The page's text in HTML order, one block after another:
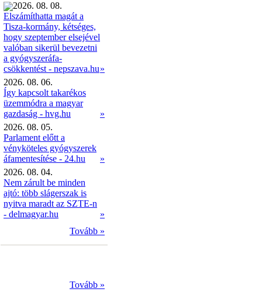
2026. 08. 08.
Elszámíthatta magát a
Tisza-kormány, kétséges,
hogy szeptember elsejével
valóban sikerül bevezetni
a gyógyszeráfa-
csökkentést - nepszava.hu»
2026. 08. 06.
Így kapcsolt takarékos
üzemmódra a magyar
gazdaság - hvg.hu
»
2026. 08. 05.
Parlament előtt a
vényköteles gyógyszerek
áfamentesítése - 24.hu
»
2026. 08. 04.
Nem zárult be minden
ajtó: több slágerszak is
nyitva maradt az SZTE-n
- delmagyar.hu
»
Tovább »
Tovább »